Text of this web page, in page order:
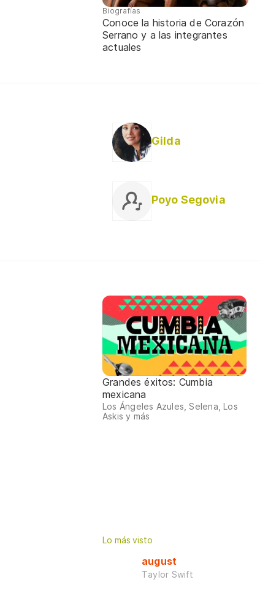
Biografías
Conoce la historia de Corazón
Serrano y a las integrantes
actuales
Gilda
Poyo Segovia
Grandes éxitos: Cumbia
mexicana
Los Ángeles Azules, Selena, Los
Askis y más
Lo más visto
august
Taylor Swift